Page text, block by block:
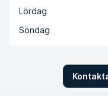
Lördag
Söndag